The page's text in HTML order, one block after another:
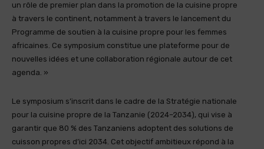
un rôle de premier plan dans la promotion de la cuisine propre
à travers le continent, notamment à travers le lancement du
Programme de soutien à la cuisine propre pour les femmes
africaines. Ce symposium constitue une plateforme pour de
nouvelles idées et une collaboration régionale autour de cet
agenda. »
Le symposium s’inscrit dans le cadre de la Stratégie nationale
pour la cuisine propre de la Tanzanie (2024–2034), qui vise à
garantir que 80 % des Tanzaniens adoptent des solutions de
cuisson propres d’ici 2034. Cet objectif ambitieux répond à la